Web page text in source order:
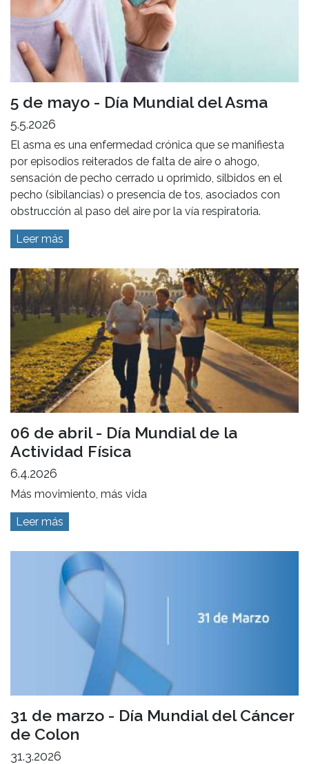
5 de mayo - Día Mundial del Asma
5.5.2026
El asma es una enfermedad crónica que se manifiesta
por episodios reiterados de falta de aire o ahogo,
sensación de pecho cerrado u oprimido, silbidos en el
pecho (sibilancias) o presencia de tos, asociados con
obstrucción al paso del aire por la vía respiratoria.
Leer más
06 de abril - Día Mundial de la
Actividad Física
6.4.2026
Más movimiento, más vida
Leer más
31 de marzo - Día Mundial del Cáncer
de Colon
31.3.2026